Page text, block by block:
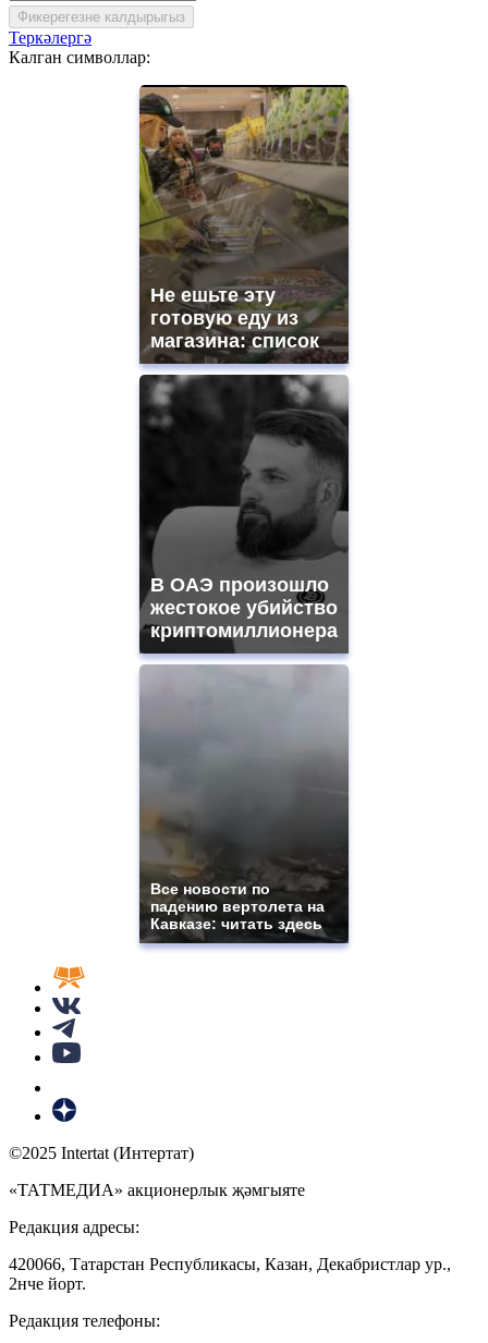
Фикерегезне калдырыгыз
Теркәлергә
Калган символлар:
Не ешьте эту
готовую еду из
магазина: список
В ОАЭ произошло
жестокое убийство
криптомиллионера
Все новости по
падению вертолета на
Кавказе: читать здесь
©2025 Intertat (Интертат)
«ТАТМЕДИА» акционерлык җәмгыяте
Редакция адресы:
420066, Татарстан Республикасы, Казан, Декабристлар ур.,
2нче йорт.
Редакция телефоны: